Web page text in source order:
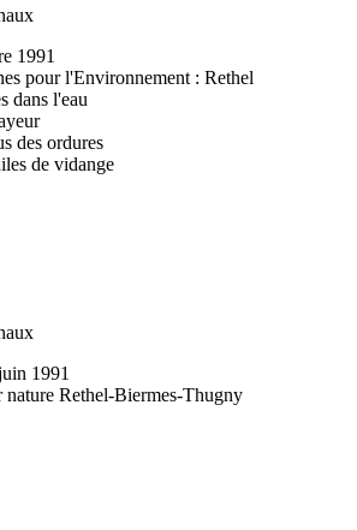
1991
pour l'Environnement : Rethel
dans l'eau
des ordures
de vidange
1991
nature Rethel-Biermes-Thugny